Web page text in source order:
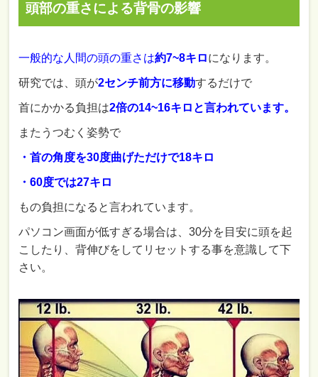
頭部の重さによる背骨の影響
一般的な人間の頭の重さは約7~8キロになります。
研究では、頭が2センチ前方に移動するだけで
首にかかる負担は2倍の14~16キロと言われています。
またうつむく姿勢で
・首の角度を30度曲げただけで18キロ
・60度では27キロ
もの負担になると言われています。
パソコン画面が低すぎる場合は、30分を目安に頭を起
こしたり、背伸びをしてリセットする事を意識して下
さい。